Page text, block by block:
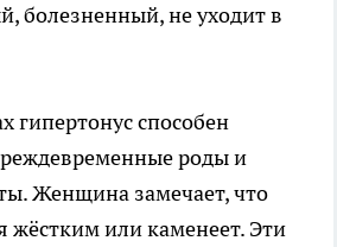
болезненный, не уходит в
гипертонус способен
роды и
Женщина замечает, что
жёстким или каменеет. Эти